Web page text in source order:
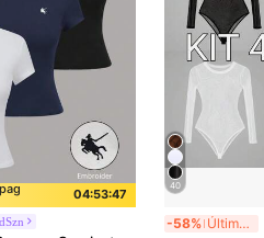
04:53:45
40
-58% Últimos 3 dias